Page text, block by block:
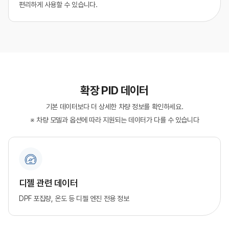
편리하게 사용할 수 있습니다.
확장 PID 데이터
기본 데이터보다 더 상세한 차량 정보를 확인하세요.
※ 차량 모델과 옵션에 따라 지원되는 데이터가 다를 수 있습니다
디젤 관련 데이터
DPF 포집량, 온도 등 디젤 엔진 전용 정보